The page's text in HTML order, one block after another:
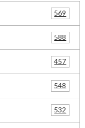
569
588
457
548
532